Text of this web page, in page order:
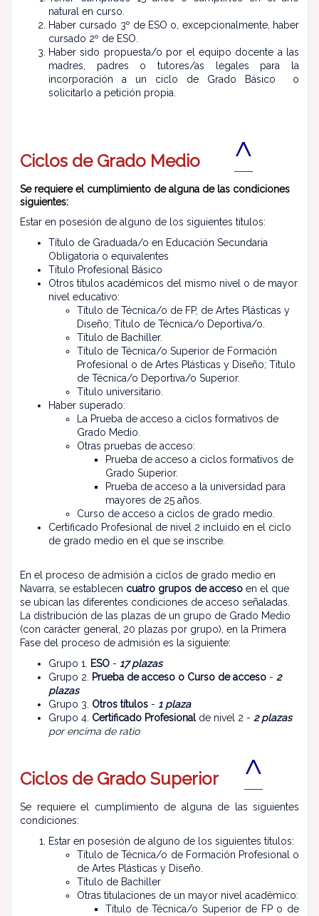
natural en curso.
Haber cursado 3º de ESO o, excepcionalmente, haber
cursado 2º de ESO.
Haber sido propuesta/o por el equipo docente a las
madres, padres o tutores/as legales para la
incorporación a un ciclo de Grado Básico o
solicitarlo a petición propia.
Ciclos de Grado Medio ^
Se requiere el cumplimiento de alguna de las condiciones
siguientes:
Estar en posesión de alguno de los siguientes títulos:
Título de Graduada/o en Educación Secundaria
Obligatoria o equivalentes
Título Profesional Básico
Otros títulos académicos del mismo nivel o de mayor
nivel educativo:
Título de Técnica/o de FP, de Artes Plásticas y
Diseño; Título de Técnica/o Deportiva/o.
Título de Bachiller.
Título de Técnica/o Superior de Formación
Profesional o de Artes Plásticas y Diseño; Título
de Técnica/o Deportiva/o Superior.
Título universitario.
Haber superado:
La Prueba de acceso a ciclos formativos de
Grado Medio.
Otras pruebas de acceso:
Prueba de acceso a ciclos formativos de
Grado Superior.
Prueba de acceso a la universidad para
mayores de 25 años.
Curso de acceso a ciclos de grado medio.
Certificado Profesional de nivel 2 incluido en el ciclo
de grado medio en el que se inscribe.
En el proceso de admisión a ciclos de grado medio en
Navarra, se establecen cuatro grupos de acceso en el que
se ubican las diferentes condiciones de acceso señaladas.
La distribución de las plazas de un grupo de Grado Medio
(con carácter general, 20 plazas por grupo), en la Primera
Fase del proceso de admisión es la siguiente:
Grupo 1. ESO - 17 plazas
Grupo 2. Prueba de acceso o Curso de acceso - 2
plazas
Grupo 3. Otros títulos - 1 plaza
Grupo 4. Certificado Profesionalde nivel 2 - 2 plazas
por encima de ratio
Ciclos de Grado Superior ^
Se requiere el cumplimiento de alguna de las siguientes
condiciones:
Estar en posesión de alguno de los siguientes títulos:
Título de Técnica/o de Formación Profesional o
de Artes Plásticas y Diseño.
Título de Bachiller
Otras titulaciones de un mayor nivel académico:
Título de Técnica/o Superior de FP o de